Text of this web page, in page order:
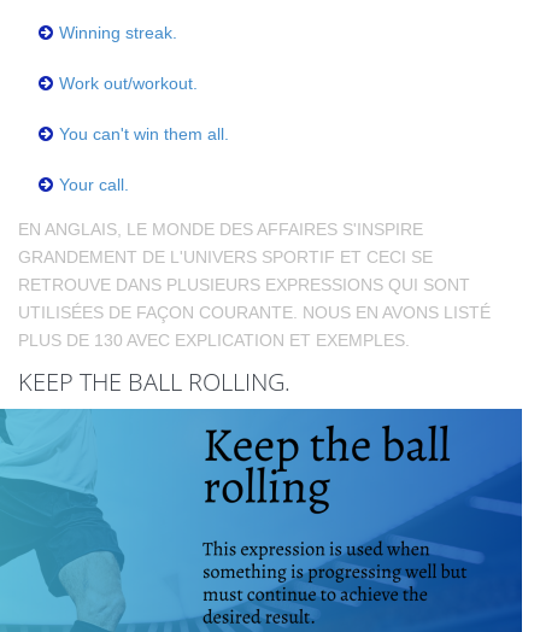
Winning streak.
Work out/workout.
You can't win them all.
Your call.
EN ANGLAIS, LE MONDE DES AFFAIRES S'INSPIRE
GRANDEMENT DE L'UNIVERS SPORTIF ET CECI SE
RETROUVE DANS PLUSIEURS EXPRESSIONS QUI SONT
UTILISÉES DE FAÇON COURANTE. NOUS EN AVONS LISTÉ
PLUS DE 130 AVEC EXPLICATION ET EXEMPLES.
KEEP THE BALL ROLLING.